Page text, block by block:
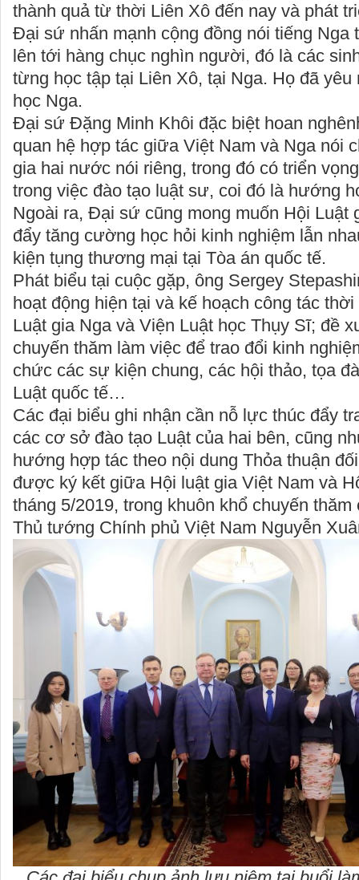
thành quả từ thời Liên Xô đến nay và phát
Đại sứ nhấn mạnh cộng đồng nói tiếng Nga
lên tới hàng chục nghìn người, đó là các
từng học tập tại Liên Xô, tại Nga. Họ đã
học Nga.
Đại sứ Đặng Minh Khôi đặc biệt hoan
quan hệ hợp tác giữa Việt Nam và Nga nói
gia hai nước nói riêng, trong đó có triển
trong việc đào tạo luật sư, coi đó là hướng
Ngoài ra, Đại sứ cũng mong muốn Hội Luật
đẩy tăng cường học hỏi kinh nghiệm lẫn
kiện tụng thương mại tại Tòa án quốc tế.
Phát biểu tại cuộc gặp, ông Sergey
hoạt động hiện tại và kế hoạch công tác
Luật gia Nga và Viện Luật học Thụy Sĩ; đề
chuyến thăm làm việc để trao đổi kinh
chức các sự kiện chung, các hội thảo, tọa
Luật quốc tế…
Các đại biểu ghi nhận cần nỗ lực thúc đẩy
các cơ sở đào tạo Luật của hai bên, cũng
hướng hợp tác theo nội dung Thỏa thuận
được ký kết giữa Hội luật gia Việt Nam và
tháng 5/2019, trong khuôn khổ chuyến
Thủ tướng Chính phủ Việt Nam Nguyễn